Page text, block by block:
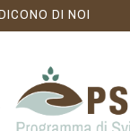
DI NOI